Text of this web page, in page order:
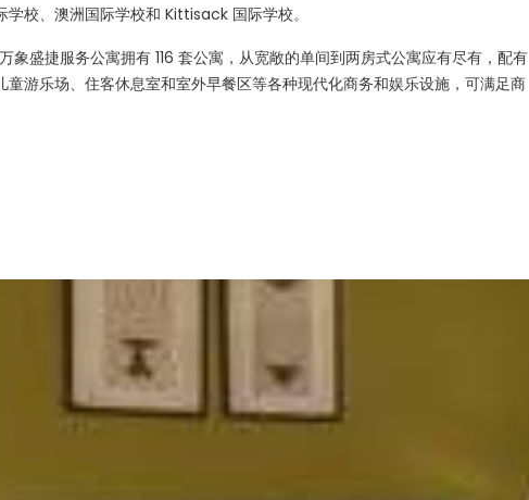
校、澳洲国际学校和 Kittisack 国际学校。
盛捷服务公寓拥有 116 套公寓，从宽敞的单间到两房式公寓应有尽有，配有
游乐场、住客休息室和室外早餐区等各种现代化商务和娱乐设施，可满足商